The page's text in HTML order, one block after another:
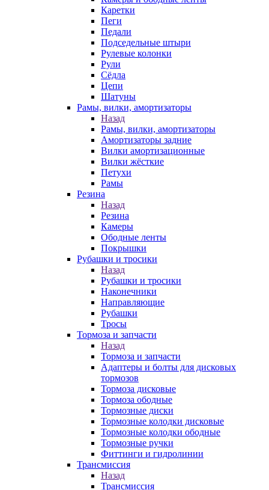
Каретки
Пеги
Педали
Подседельные штыри
Рулевые колонки
Рули
Сёдла
Цепи
Шатуны
Рамы, вилки, амортизаторы
Назад
Рамы, вилки, амортизаторы
Амортизаторы задние
Вилки амортизационные
Вилки жёсткие
Петухи
Рамы
Резина
Назад
Резина
Камеры
Ободные ленты
Покрышки
Рубашки и тросики
Назад
Рубашки и тросики
Наконечники
Направляющие
Рубашки
Тросы
Тормоза и запчасти
Назад
Тормоза и запчасти
Адаптеры и болты для дисковых
тормозов
Тормоза дисковые
Тормоза ободные
Тормозные диски
Тормозные колодки дисковые
Тормозные колодки ободные
Тормозные ручки
Фиттинги и гидролинии
Трансмиссия
Назад
Трансмиссия